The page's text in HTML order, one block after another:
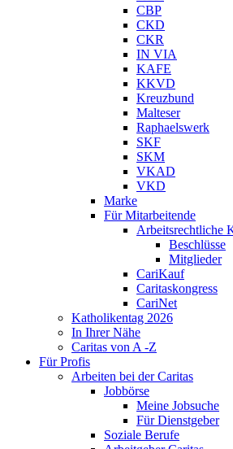
CBP
CKD
CKR
IN VIA
KAFE
KKVD
Kreuzbund
Malteser
Raphaelswerk
SKF
SKM
VKAD
VKD
Marke
Für Mitarbeitende
Arbeitsrechtliche
Beschlüsse
Mitglieder
CariKauf
Caritaskongress
CariNet
Katholikentag 2026
In Ihrer Nähe
Caritas von A -Z
Für Profis
Arbeiten bei der Caritas
Jobbörse
Meine Jobsuche
Für Dienstgeber
Soziale Berufe